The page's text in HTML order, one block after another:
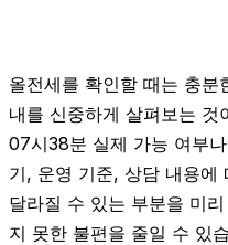
올전세를 확인할 때는 충
내를 신중하게 살펴보는
07시38분 실제 가능 여부
기, 운영 기준, 상담 내용에
달라질 수 있는 부분을 미
지 못한 불편을 줄일 수 있